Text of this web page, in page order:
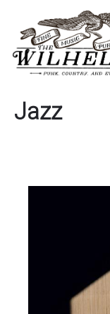
hovedinnhold
Jazz